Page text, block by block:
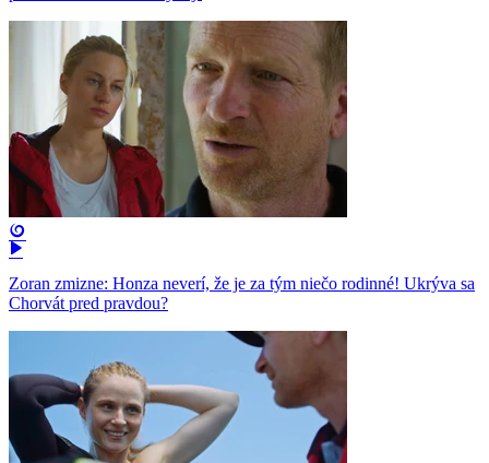
Zoran zmizne: Honza neverí, že je za tým niečo rodinné! Ukrýva sa
Chorvát pred pravdou?